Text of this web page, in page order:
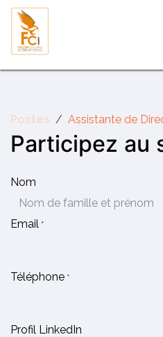
Se rendre au contenu
Postes Assistante de
Participez au
Nom
Email *
Téléphone *
Profil LinkedIn